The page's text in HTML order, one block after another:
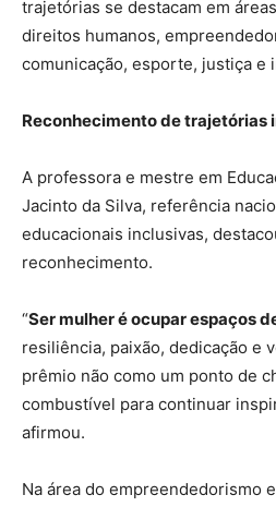
trajetórias se destacam em
direitos humanos,
comunicação, esporte, justiça e
Reconhecimento de trajetórias
A professora e mestre em
Jacinto da Silva, referência
educacionais inclusivas,
reconhecimento.
“Ser mulher é ocupar espaços
resiliência, paixão, dedicação e
prêmio não como um ponto de
combustível para continuar
afirmou.
Na área do empreendedorismo